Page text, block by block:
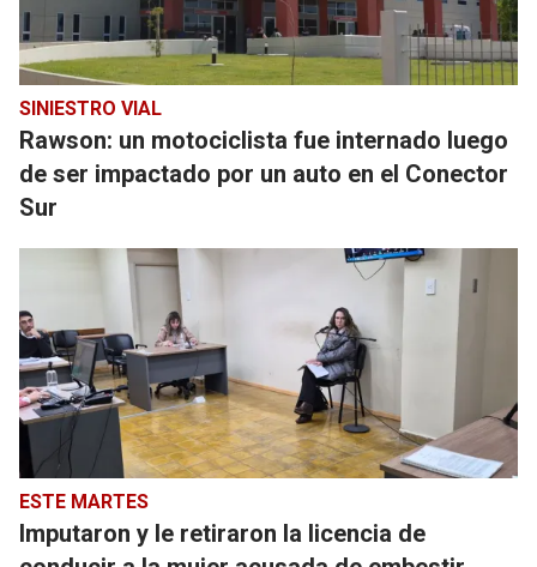
SINIESTRO VIAL
Rawson: un motociclista fue internado luego
de ser impactado por un auto en el Conector
Sur
ESTE MARTES
Imputaron y le retiraron la licencia de